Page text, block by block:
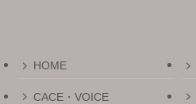
HOME
CACE・VOICE